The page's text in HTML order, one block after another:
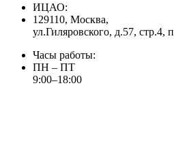
ИЦАО:
129110, Москва,
ул.Гиляровского, д.57, стр.4,
Часы работы:
ПН – ПТ
9:00–18:00